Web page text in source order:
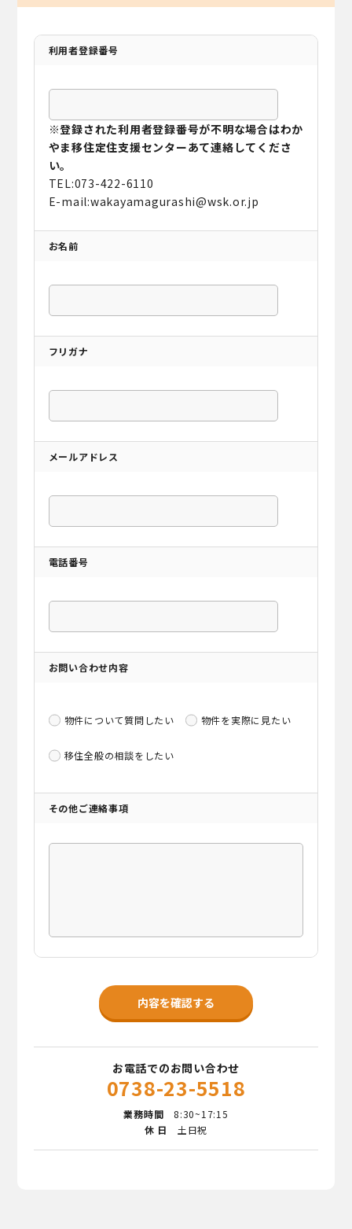
利用者登録番号
※登録された利用者登録番号が不明な場合はわか
やま移住定住支援センターあて連絡してくださ
い。
TEL:073-422-6110
E-mail:wakayamagurashi@wsk.or.jp
お名前
フリガナ
メールアドレス
電話番号
お問い合わせ内容
物件について質問したい 物件を実際に見たい
移住全般の相談をしたい
その他ご連絡事項
お電話でのお問い合わせ
0738-23-5518
業務時間 8:30~17:15
休 日
土日祝